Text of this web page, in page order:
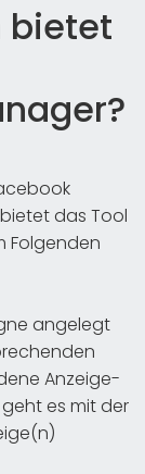
bietet
das Tool
Folgenden
angelegt
Anzeige-
es mit der